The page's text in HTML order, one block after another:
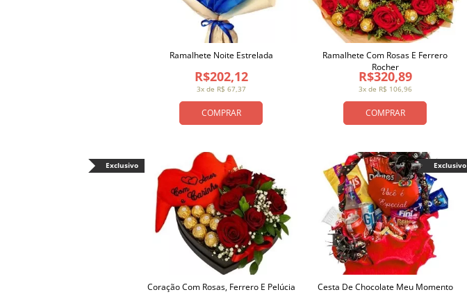
COMPRAR
3x de R$ 67,37
R$202,12
Ramalhete Noite Estrelada
COMPRAR
3x de R$ 106,96
R$320,89
Ramalhete Com Rosas E Ferrero
Rocher
Exclusivo
Coração Com Rosas, Ferrero E Pelúcia Cesta De Chocolate Meu Momento
Exclusivo